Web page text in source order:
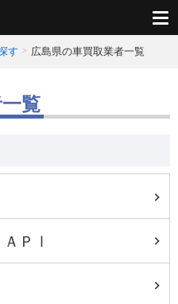
す 広島県の車買取業者一覧
覧
ＰⅠ